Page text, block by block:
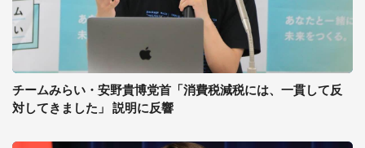
チームみらい・安野貴博党首「消費税減税には、一貫して反
対してきました」 説明に反響